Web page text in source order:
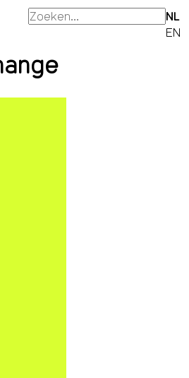
NL
EN